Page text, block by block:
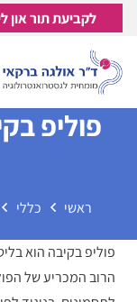
לקביעת תור און
פוליפ
ראשי כללי
פוליפ בקיבה הוא
הרוב המכריע של